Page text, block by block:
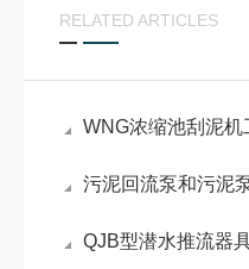
RELATED ARTICLES
WNG浓缩池刮泥机
污泥回流泵和污泥
QJB型潜水推流器具备哪些多功能操作